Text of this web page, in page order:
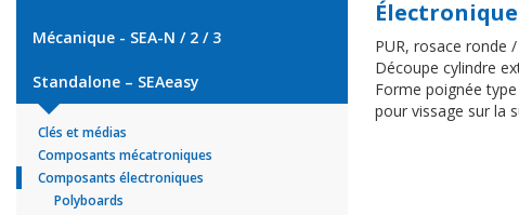
Mécanique - SEA-N / 2 / 3
Standalone – SEAeasy
Clés et médias
Composants mécatroniques
Composants électroniques
Polyboards
PUR, rosace ronde
Découpe cylindre
Forme poignée
pour vissage sur la